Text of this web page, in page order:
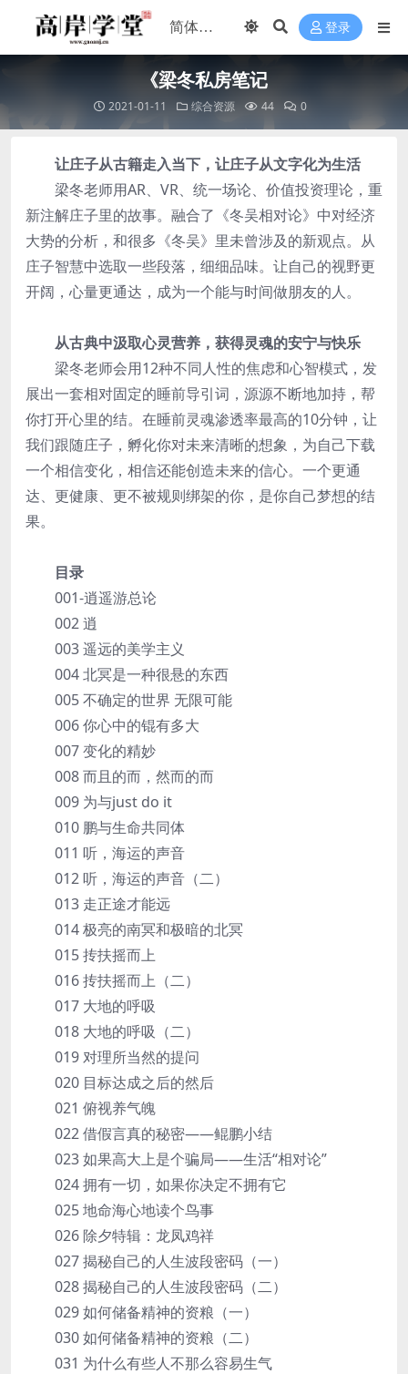
登录
《梁冬私房笔记
2021-01-11 综合资源 44 0
让庄子从古籍走入当下，让庄子从文字化为生活
梁冬老师用AR、VR、统一场论、价值投资理论，重
新注解庄子里的故事。融合了《冬吴相对论》中对经济
大势的分析，和很多《冬吴》里未曾涉及的新观点。从
庄子智慧中选取一些段落，细细品味。让自己的视野更
开阔，心量更通达，成为一个能与时间做朋友的人。
从古典中汲取心灵营养，获得灵魂的安宁与快乐
梁冬老师会用12种不同人性的焦虑和心智模式，发
展出一套相对固定的睡前导引词，源源不断地加持，帮
你打开心里的结。在睡前灵魂渗透率最高的10分钟，让
我们跟随庄子，孵化你对未来清晰的想象，为自己下载
一个相信变化，相信还能创造未来的信心。一个更通
达、更健康、更不被规则绑架的你，是你自己梦想的结
果。
目录
001-逍遥游总论
002 逍
003 遥远的美学主义
004 北冥是一种很悬的东西
005 不确定的世界 无限可能
006 你心中的锟有多大
007 变化的精妙
008 而且的而，然而的而
009 为与just do it
010 鹏与生命共同体
011 听，海运的声音
012 听，海运的声音（二）
013 走正途才能远
014 极亮的南冥和极暗的北冥
015 抟扶摇而上
016 抟扶摇而上（二）
017 大地的呼吸
018 大地的呼吸（二）
019 对理所当然的提问
020 目标达成之后的然后
021 俯视养气魄
022 借假言真的秘密——鲲鹏小结
023 如果高大上是个骗局——生活“相对论”
024 拥有一切，如果你决定不拥有它
025 地命海心地读个鸟事
026 除夕特辑：龙凤鸡祥
027 揭秘自己的人生波段密码（一）
028 揭秘自己的人生波段密码（二）
029 如何储备精神的资粮（一）
030 如何储备精神的资粮（二）
031 为什么有些人不那么容易生气